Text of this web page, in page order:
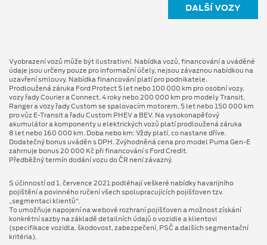
DALŠÍ VOZY
Vyobrazení vozů může být ilustrativní. Nabídka vozů, financování a uváděné
údaje jsou určeny pouze pro informační účely, nejsou závaznou nabídkou na
uzavření smlouvy. Nabídka financování platí pro podnikatele.
Prodloužená záruka Ford Protect 5 let nebo 100 000 km pro osobní vozy,
vozy řady Courier a Connect, 4 roky nebo 200 000 km pro modely Transit,
Ranger a vozy řady Custom se spalovacím motorem, 5 let nebo 150 000 km
pro vůz E-Transit a řadu Custom PHEV a BEV. Na vysokonapěťový
akumulátor a komponenty u elektrických vozů platí prodloužená záruka
8 let nebo 160 000 km. Doba nebo km: Vždy platí, co nastane dříve.
Dodatečný bonus uváděn s DPH. Zvýhodněná cena pro model Puma Gen⁠-⁠E
zahrnuje bonus 20 000 Kč při financování s Ford Credit.
Předběžný termín dodání vozu do ČR není závazný.
S účinností od 1. července 2021 podléhají veškeré nabídky havarijního
pojištění a povinného ručení všech spolupracujících pojišťoven tzv.
„segmentaci klientů“.
To umožňuje napojení na webové rozhraní pojišťoven a možnost získání
konkrétní sazby na základě detailních údajů o vozidle a klientovi
(specifikace vozidla, škodovost, zabezpečení, PSČ a dalších segmentační
kritéria).